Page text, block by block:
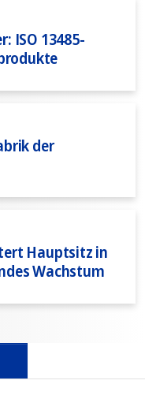
ISO 13485-
der
Hauptsitz in
Wachstum